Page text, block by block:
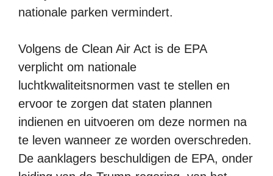
nationale parken vermindert.
Volgens de Clean Air Act is de EPA
verplicht om nationale
luchtkwaliteitsnormen vast te stellen en
ervoor te zorgen dat staten plannen
indienen en uitvoeren om deze normen na
te leven wanneer ze worden overschreden.
De aanklagers beschuldigen de EPA, onder